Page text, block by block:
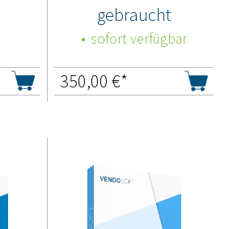
gebraucht
sofort verfügbar
350,00 €*